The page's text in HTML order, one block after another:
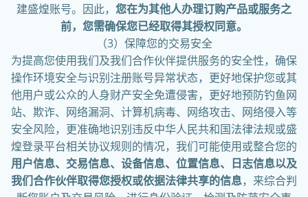
建盛煌账号。因此， 您在为其他人办理订购产品或服务之
前，您需确保您已经取得其授权同意。
（3）保障您的交易安全
为提高您使用我们及我们合作伙伴提供服务的安全性，确保
操作环境安全与识别注册账号异常状态，更好地保护您或其
他用户或公众的人身财产安全免遭侵害，更好地预防钓鱼网
站、欺诈、网络漏洞、计算机病毒、网络攻击、网络侵入等
安全风险，更准确地识别违反中华人民共和国法律法规或盛
煌登录平台相关协议规则的情况，我们可能使用或整合您的
用户信息、交易信息、设备信息、位置信息、日志信息以及
我们合作伙伴取得您授权或依据法律共享的信息，来综合判